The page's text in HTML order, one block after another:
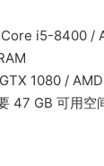
i5-8400 /
1080 /
47 GB 可用空